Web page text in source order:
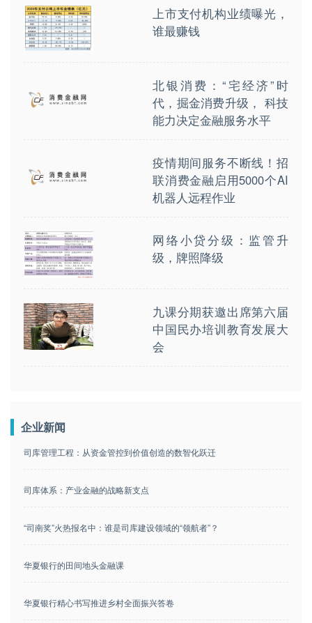
上市支付机构业绩曝光，
谁最赚钱
北银消费：“宅经济”时
代，掘金消费升级， 科技
能力决定金融服务水平
疫情期间服务不断线！招
联消费金融启用5000个AI
机器人远程作业
网络小贷分级：监管升
级，牌照降级
九课分期获邀出席第六届
中国民办培训教育发展大
会
企业新闻
司库管理工程：从资金管控到价值创造的数智化跃迁
司库体系：产业金融的战略新支点
“司南奖”火热报名中：谁是司库建设领域的“领航者”？
华夏银行的田间地头金融课
华夏银行精心书写推进乡村全面振兴答卷